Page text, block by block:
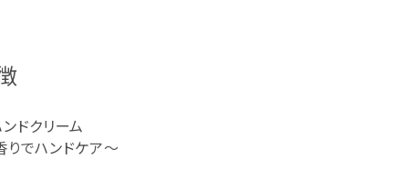
ドクリーム
でハンドケア～